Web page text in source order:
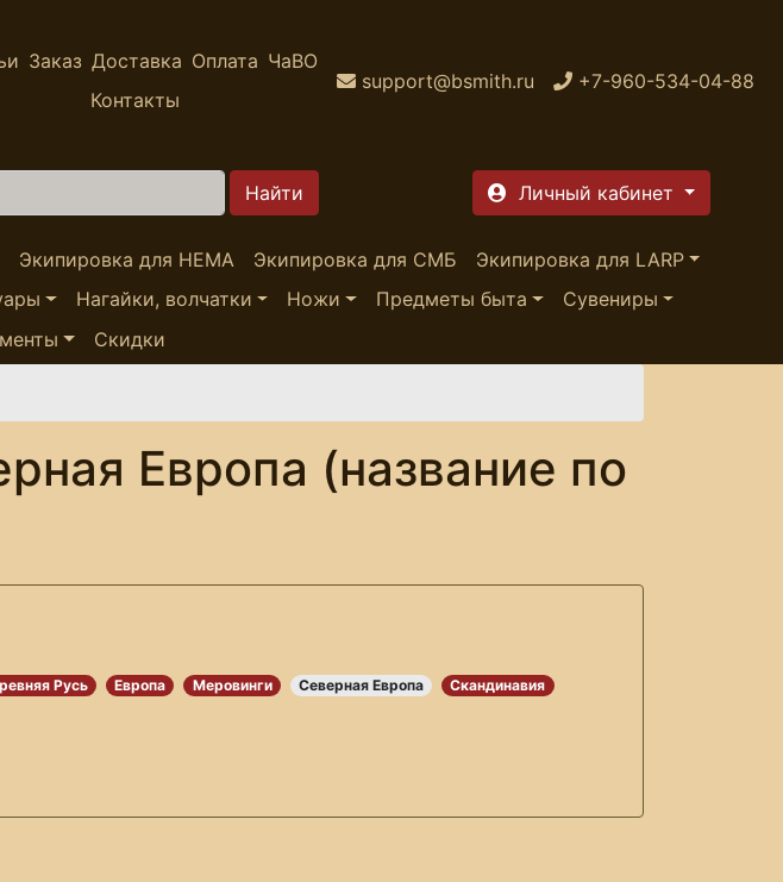
Заказ Доставка Оплата ЧаВО
Контакты
support@bsmith.ru +7-960-534-04-88
Личный кабинет
Экипировка для HEMA Экипировка для СМБ
Экипировка для LARP
Нагайки, волчатки Ножи Предметы быта
Сувениры
Скидки
Европа (название по
Русь Европа Меровинги Северная Европа
Скандинавия